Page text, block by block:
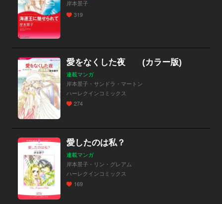
岸本景子
319
愛をなくした夜 (カラー版)
連載マンガ
岸本景子・サンドラ・マートン
ハーレクインコミックス
274
愛したのは私？
連載マンガ
岸本景子・リン・グレアム
ハーレクインコミックス
169